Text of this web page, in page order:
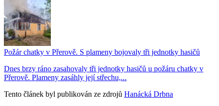
Požár chatky v Přerově. S plameny bojovaly tři jednotky hasičů
Dnes brzy ráno zasahovaly tři jednotky hasičů u požáru chatky v
Přerově. Plameny zasáhly její střechu,...
Tento článek byl publikován ze zdrojů Hanácká Drbna